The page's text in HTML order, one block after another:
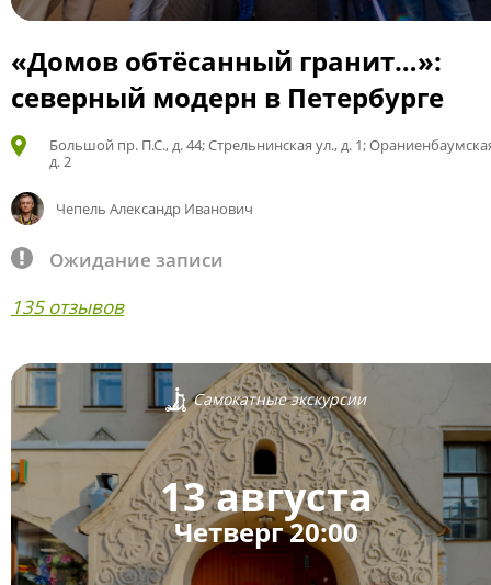
«Домов обтёсанный гранит…»:
северный модерн в Петербурге
Большой пр. П.С., д. 44; Стрельнинская ул., д. 1;
д. 2
Чепель Александр Иванович
Ожидание записи
135 отзывов
Самокатные экскурсии
13 августа
Четверг 20:00